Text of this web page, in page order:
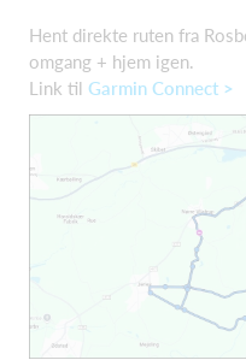
Hent direkte ruten fra
omgang + hjem igen.
Link til Garmin Connect >